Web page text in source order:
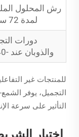
رش المحلول
لمدة 72 ساعة
دورات
والذوبان عند -40°م
للمنتجات غير
التجميل، يوفر
التأثير على سرعة